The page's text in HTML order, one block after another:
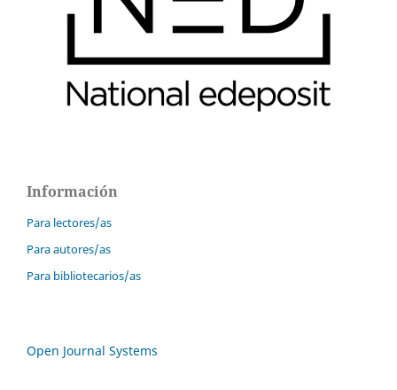
Información
Para lectores/as
Para autores/as
Para bibliotecarios/as
Open Journal Systems